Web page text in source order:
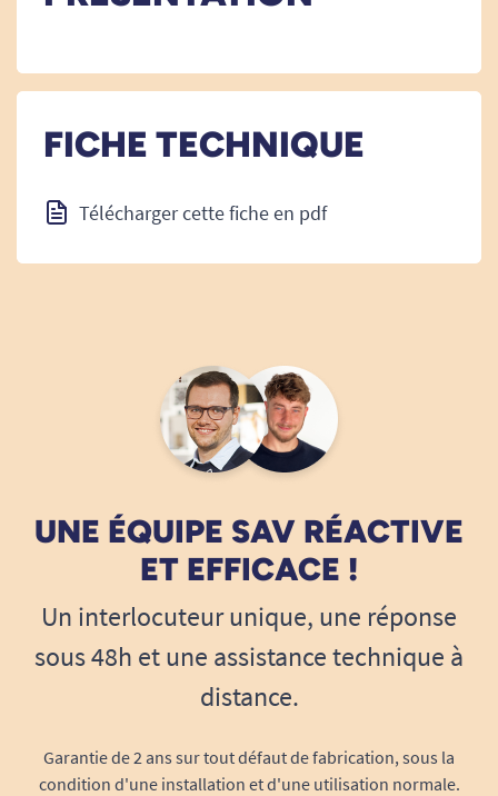
FICHE TECHNIQUE
Télécharger cette fiche en pdf
UNE ÉQUIPE SAV RÉACTIVE
ET EFFICACE !
Un interlocuteur unique, une réponse
sous 48h et une assistance technique à
distance.
Garantie de 2 ans sur tout défaut de fabrication, sous la
condition d'une installation et d'une utilisation normale.